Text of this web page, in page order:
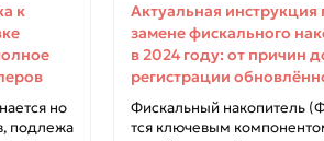
к
но
подлежа
Актуальная инструкция
замене фискального
в 2024 году: от причин
регистрации
Фискальный накопитель
тся ключевым